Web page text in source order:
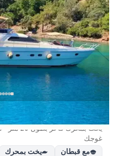
غوجك, Muğla
غوجك
مع قبطان
يخت بمحرك